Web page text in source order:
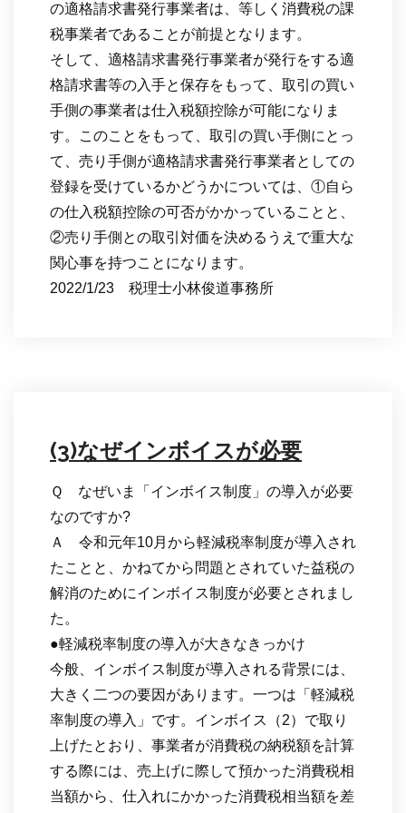
の適格請求書発行事業者は、等しく消費税の課
税事業者であることが前提となります。
そして、適格請求書発行事業者が発行をする適
格請求書等の入手と保存をもって、取引の買い
手側の事業者は仕入税額控除が可能になりま
す。このことをもって、取引の買い手側にとっ
て、売り手側が適格請求書発行事業者としての
登録を受けているかどうかについては、①自ら
の仕入税額控除の可否がかかっていることと、
②売り手側との取引対価を決めるうえで重大な
関心事を持つことになります。
2022/1/23 税理士小林俊道事務所
(3)なぜインボイスが必要
Ｑ なぜいま「インボイス制度」の導入が必要
なのですか?
Ａ 令和元年10月から軽減税率制度が導入され
たことと、かねてから問題とされていた益税の
解消のためにインボイス制度が必要とされまし
た。
●軽減税率制度の導入が大きなきっかけ
今般、インボイス制度が導入される背景には、
大きく二つの要因があります。一つは「軽減税
率制度の導入」です。インボイス（2）で取り
上げたとおり、事業者が消費税の納税額を計算
する際には、売上げに際して預かった消費税相
当額から、仕入れにかかった消費税相当額を差